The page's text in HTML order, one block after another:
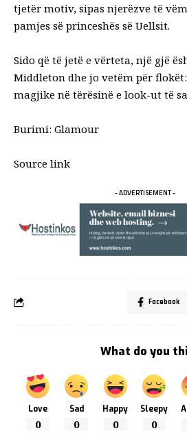
tjetër motiv, sipas njerëzve të
pamjes së princeshës së Uellsit.
Sido që të jetë e vërteta, një gjë
Middleton dhe jo vetëm për
magjike në tërësinë e look-ut të
Burimi: Glamour
Source link
- ADVERTISEMENT -
Facebook
What do you
Love
0
Sad
0
Happy
0
Sleepy
0